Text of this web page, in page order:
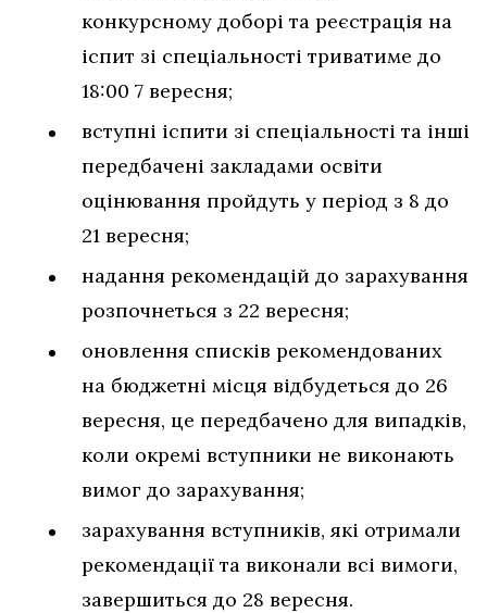
конкурсному доборі та реєстрація на
іспит зі спеціальності триватиме до
18:00 7 вересня;
вступні іспити зі спеціальності та інші
передбачені закладами освіти
оцінювання пройдуть у період з 8 до
21 вересня;
надання рекомендацій до зарахування
розпочнеться з 22 вересня;
оновлення списків рекомендованих
на бюджетні місця відбудеться до 26
вересня, це передбачено для випадків,
коли окремі вступники не виконають
вимог до зарахування;
зарахування вступників, які отримали
рекомендації та виконали всі вимоги,
завершиться до 28 вересня.